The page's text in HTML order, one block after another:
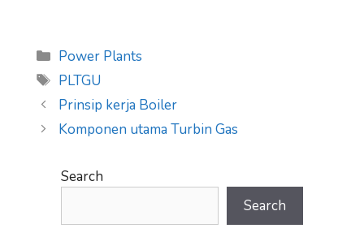
Categories
Power Plants
Tags
PLTGU
Prinsip kerja Boiler
Komponen utama Turbin Gas
Search
Search